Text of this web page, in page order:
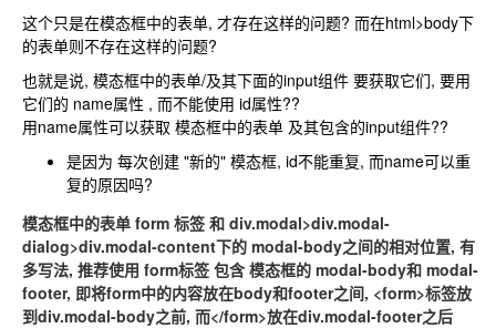
这个只是在模态框中的表单, 才存在这样的问题? 而在html>body下
的表单则不存在这样的问题?
也就是说, 模态框中的表单/及其下面的input组件 要获取它们, 要用
它们的 name属性 , 而不能使用 id属性??
用name属性可以获取 模态框中的表单 及其包含的input组件??
是因为 每次创建 "新的" 模态框, id不能重复, 而name可以重
复的原因吗?
模态框中的表单 form 标签 和 div.modal>div.modal-
dialog>div.modal-content下的 modal-body之间的相对位置, 有
多写法, 推荐使用 form标签 包含 模态框的 modal-body和 modal-
footer, 即将form中的内容放在body和footer之间, <form>标签放
到div.modal-body之前, 而</form>放在div.modal-footer之后